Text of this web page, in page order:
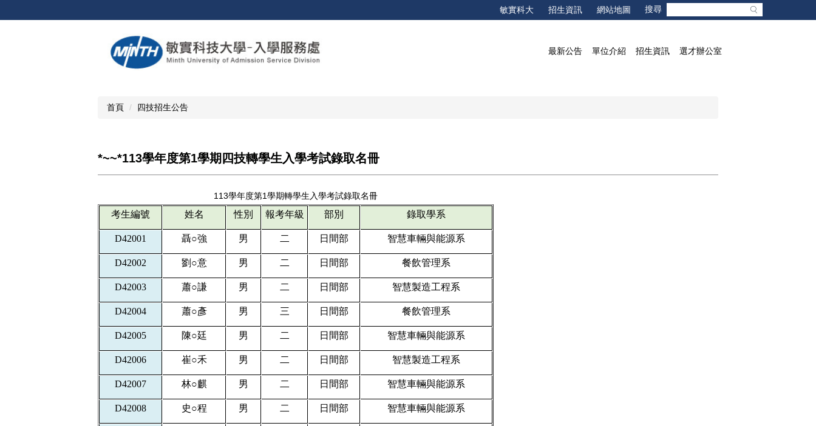
到
敏實科大 招生資訊 網站地圖
最新公告 單位介紹 招生資訊 選才辦公室
首頁 四技招生公告
*~~*113學年度第1學期四技轉學生入學考試錄取名冊
113學年度第1學期轉學生入學考試錄取名冊
考生編號 姓名 性別 報考年級 部別 錄取學系
D42001 聶○強 男 二 日間部 智慧車輛與能源系
D42002 劉 ○意 男 二 日間部 餐飲管理系
D42003 蕭○謙 男 二 日間部 智慧製造工程系
D42004 蕭○彥 男 三 日間部 餐飲管理系
D42005 陳○廷 男 二 日間部 智慧車輛與能源系
D42006 崔○禾 男 二 日間部 智慧製造工程系
D42007 林○麒 男 二 日間部 智慧車輛與能源系
D42008 史○程 男 二 日間部 智慧車輛與能源系